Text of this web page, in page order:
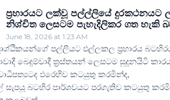
ප්‍රහාරයට ලක්වූ පල්ල්ලියේ දුරකථනයට
නිශ්චිත ලෙසටම පැහැදිලිකර ගත හැකි
June 18, 2026 at 1:23 AM
පල්ලියට ඵල්ලකල ප්‍රහාරය
බෙදුම්වාදී ත්‍රස්තයන් ලෙසටම සුදුනයිටි
ඵරෙහිව කටයුතු කරමින්ද,
සැපයූ බටහිර පාර්ශවයට පරගැතිව කටයුතු